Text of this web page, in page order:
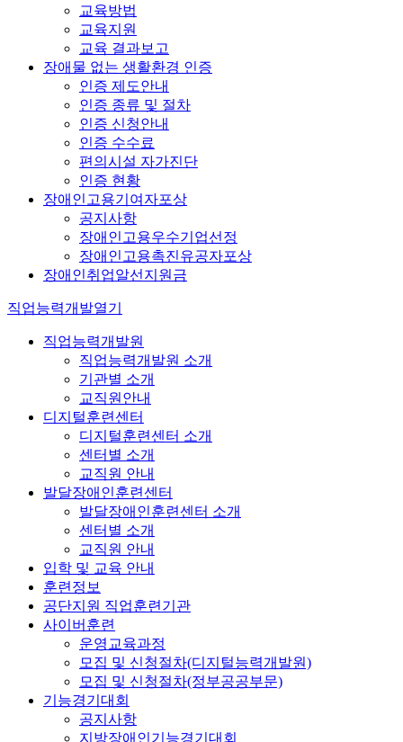
교육방법
교육지원
교육 결과보고
장애물 없는 생활환경 인증
인증 제도안내
인증 종류 및 절차
인증 신청안내
인증 수수료
편의시설 자가진단
인증 현황
장애인고용기여자포상
공지사항
장애인고용우수기업선정
장애인고용촉진유공자포상
장애인취업알선지원금
직업능력개발열기
직업능력개발원
직업능력개발원 소개
기관별 소개
교직원안내
디지털훈련센터
디지털훈련센터 소개
센터별 소개
교직원 안내
발달장애인훈련센터
발달장애인훈련센터 소개
센터별 소개
교직원 안내
입학 및 교육 안내
훈련정보
공단지원 직업훈련기관
사이버훈련
운영교육과정
모집 및 신청절차(디지털능력개발원)
모집 및 신청절차(정부공공부문)
기능경기대회
공지사항
지방장애인기능경기대회